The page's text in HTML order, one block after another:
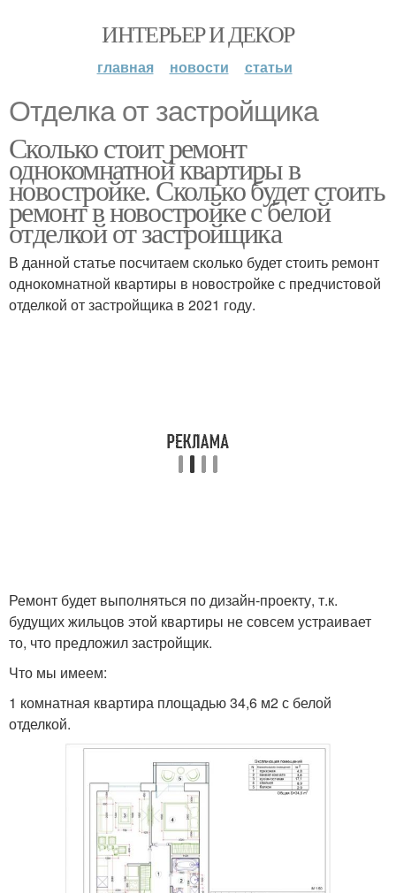
ИНТЕРЬЕР И ДЕКОР
главная новости статьи
Отделка от застройщика
Сколько стоит ремонт
однокомнатной квартиры в
новостройке. Сколько будет стоить
ремонт в новостройке с белой
отделкой от застройщика
В данной статье посчитаем сколько будет стоить ремонт
однокомнатной квартиры в новостройке с предчистовой
отделкой от застройщика в 2021 году.
Ремонт будет выполняться по дизайн-проекту, т.к.
будущих жильцов этой квартиры не совсем устраивает
то, что предложил застройщик.
Что мы имеем:
1 комнатная квартира площадью 34,6 м2 с белой
отделкой.